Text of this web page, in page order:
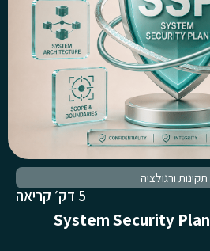
תקינות ורגולציה
5 דק׳ קריאה
מהו SSP? המדריך ל-System Security Plan